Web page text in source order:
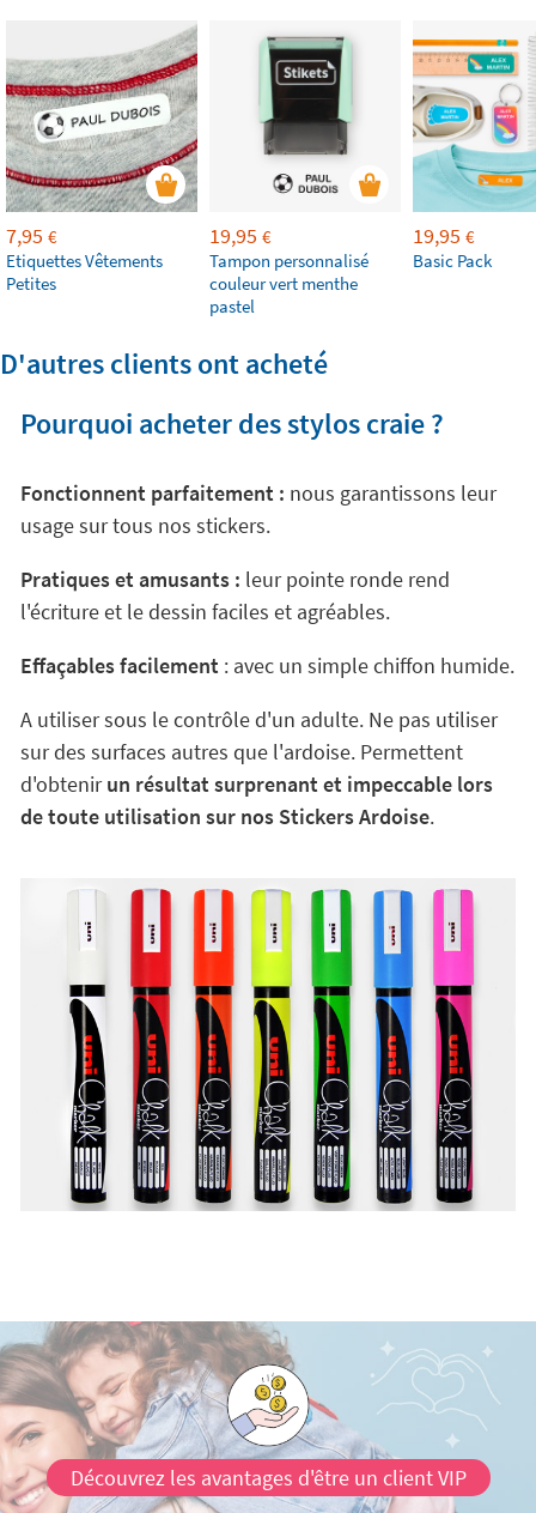
7,95 €
Etiquettes Vêtements
Petites
19,95 €
Tampon personnalisé
couleur vert menthe
pastel
19,95 €
Basic Pack
D'autres clients ont acheté
Pourquoi acheter des stylos craie ?
Fonctionnent parfaitement : nous garantissons leur
usage sur tous nos stickers.
Pratiques et amusants : leur pointe ronde rend
l'écriture et le dessin faciles et agréables.
Effaçables facilement: avec un simple chiffon humide.
A utiliser sous le contrôle d'un adulte. Ne pas utiliser
sur des surfaces autres que l'ardoise. Permettent
d'obtenirun résultat surprenant et impeccable lors
de toute utilisation sur nos Stickers Ardoise.
Découvrez les avantages d'être un client VIP